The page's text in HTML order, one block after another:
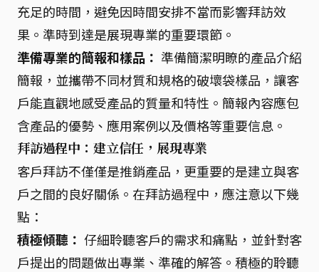
充足的時間，避免因時間安排不當而影響拜訪效
果。準時到達是展現專業的重要環節。
準備專業的簡報和樣品： 準備簡潔明瞭的產品介紹
簡報，並攜帶不同材質和規格的破壞袋樣品，讓客
戶能直觀地感受產品的質量和特性。簡報內容應包
含產品的優勢、應用案例以及價格等重要信息。
拜訪過程中：建立信任，展現專業
客戶拜訪不僅僅是推銷產品，更重要的是建立與客
戶之間的良好關係。在拜訪過程中，應注意以下幾
點：
積極傾聽： 仔細聆聽客戶的需求和痛點，並針對客
戶提出的問題做出專業、準確的解答。積極的聆聽